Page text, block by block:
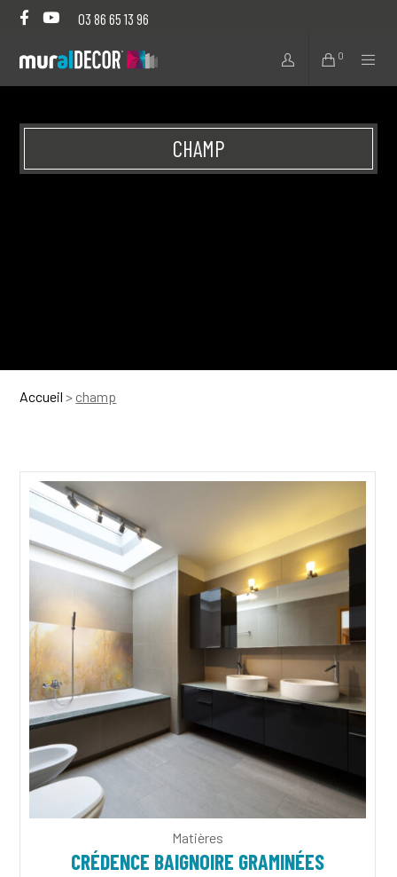
03 86 65 13 96
0
CHAMP
Accueil > champ
Matières
CRÉDENCE BAIGNOIRE GRAMINÉES